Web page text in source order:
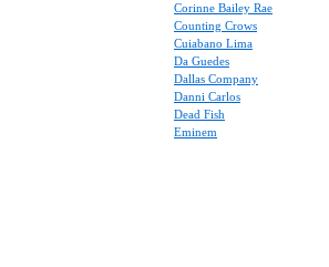
Corinne Bailey Rae
Counting Crows
Cuiabano Lima
Da Guedes
Dallas Company
Danni Carlos
Dead Fish
Eminem